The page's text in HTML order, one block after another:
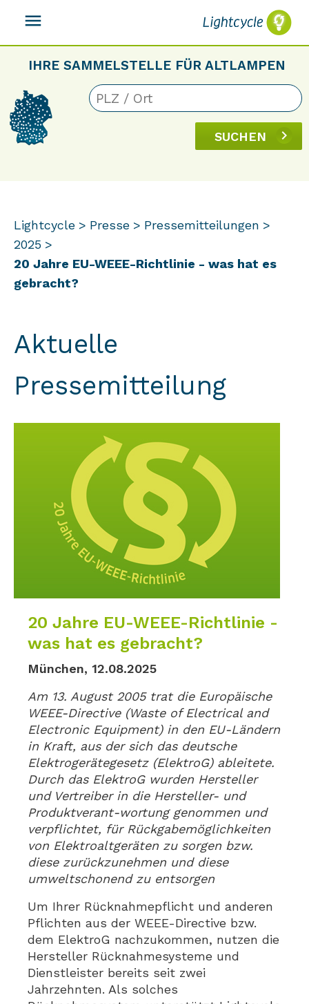
menu
IHRE SAMMELSTELLE FÜR ALTLAMPEN
SUCHEN
Lightcycle Presse
Pressemitteilungen
2025
20 Jahre EU-WEEE-Richtlinie - was hat es
gebracht?
Aktuelle
Pressemitteilung
20 Jahre EU-WEEE-Richtlinie -
was hat es gebracht?
München, 12.08.2025
Am 13. August 2005 trat die Europäische
WEEE-Directive (Waste of Electrical and
Electronic Equipment) in den EU-Ländern
in Kraft, aus der sich das deutsche
Elektrogerätegesetz (ElektroG) ableitete.
Durch das ElektroG wurden Hersteller
und Vertreiber in die Hersteller- und
Produktverant-wortung genommen und
verpflichtet, für Rückgabemöglichkeiten
von Elektroaltgeräten zu sorgen bzw.
diese zurückzunehmen und diese
umweltschonend zu entsorgen
Um Ihrer Rücknahmepflicht und anderen
Pflichten aus der WEEE-Directive bzw.
dem ElektroG nachzukommen, nutzen die
Hersteller Rücknahmesysteme und
Dienstleister bereits seit zwei
Jahrzehnten. Als solches